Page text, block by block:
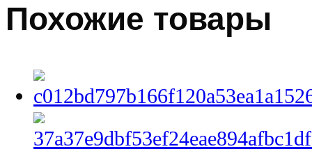
Похожие товары